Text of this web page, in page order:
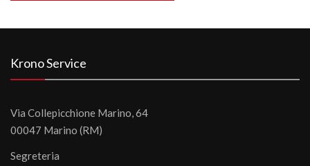
Krono Service
Via Collepicchione Marino, 64
00047 Marino (RM)
Segreteria